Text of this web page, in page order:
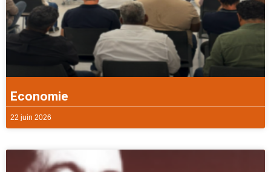
Economie
22 juin 2026